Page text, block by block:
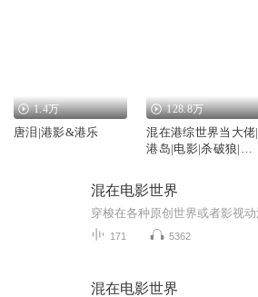
1.4万
唐泪|港影&港乐
128.8万
混在港综世界当大佬|
港岛|电影|杀破狼|双
混在电影世界
171 5362
混在电影世界